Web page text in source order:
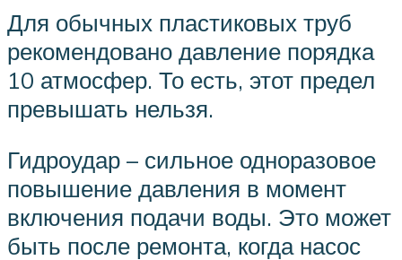
Для обычных пластиковых труб
рекомендовано давление порядка
10 атмосфер. То есть, этот предел
превышать нельзя.
Гидроудар – сильное одноразовое
повышение давления в момент
включения подачи воды. Это может
быть после ремонта, когда насос